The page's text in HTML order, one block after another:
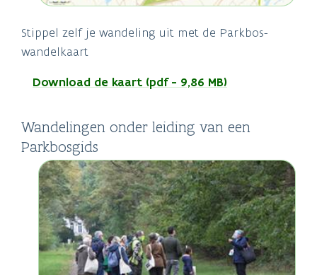
Stippel zelf je wandeling uit met de Parkbos-
wandelkaart
Download de kaart (pdf - 9,86 MB)
Wandelingen onder leiding van een
Parkbosgids